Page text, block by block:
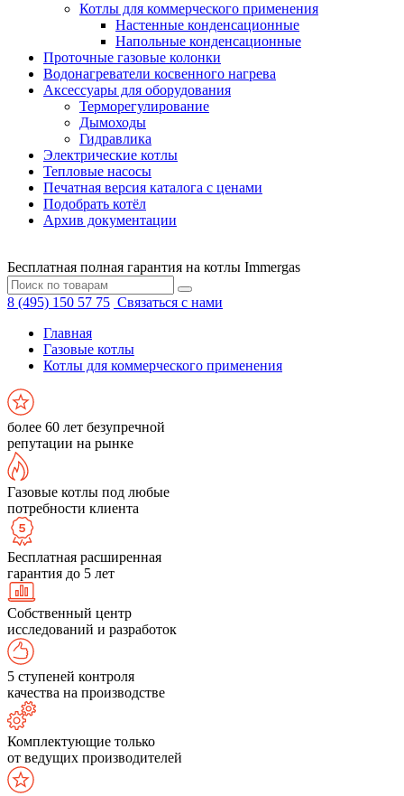
Котлы для коммерческого применения
Настенные конденсационные
Напольные конденсационные
Проточные газовые колонки
Водонагреватели косвенного нагрева
Аксессуары для оборудования
Терморегулирование
Дымоходы
Гидравлика
Электрические котлы
Тепловые насосы
Печатная версия каталога с ценами
Подобрать котёл
Архив документации
Бесплатная полная гарантия на котлы Immergas
8 (495) 150 57 75 Связаться с нами
Главная
Газовые котлы
Котлы для коммерческого применения
более 60 лет безупречной
репутации на рынке
Газовые котлы под любые
потребности клиента
Бесплатная расширенная
гарантия до 5 лет
Собственный центр
исследований и разработок
5 ступеней контроля
качества на производстве
Комплектующие только
от ведущих производителей